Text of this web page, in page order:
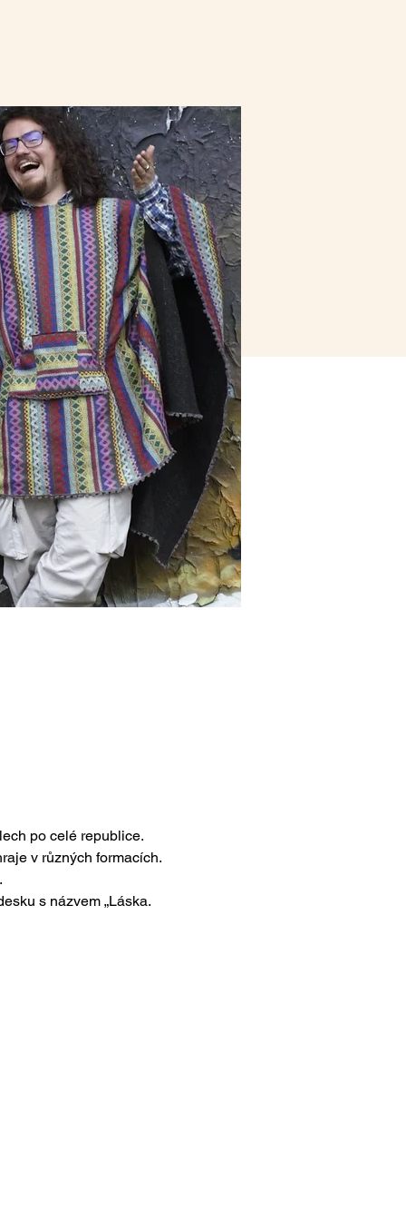
po celé republice.
v různých formacích.
s názvem „Láska.